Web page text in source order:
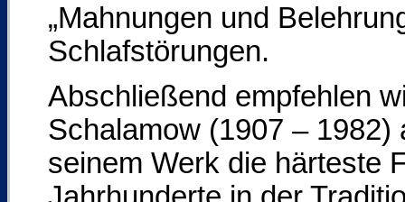
„Mahnungen und
Schlafstörungen.
Abschließend empfehlen
Schalamow (1907 –
seinem Werk die härteste